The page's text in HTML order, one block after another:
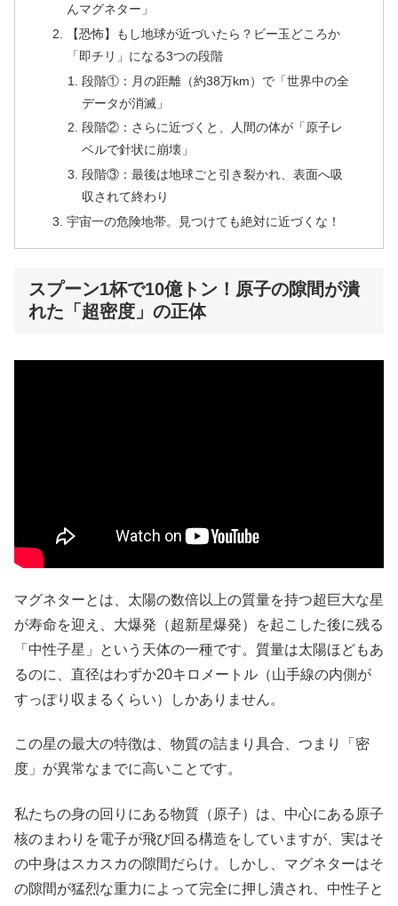
んマグネター」
【恐怖】もし地球が近づいたら？ビー玉どころか
「即チリ」になる3つの段階
段階①：月の距離（約38万km）で「世界中の全
データが消滅」
段階②：さらに近づくと、人間の体が「原子レ
ベルで針状に崩壊」
段階③：最後は地球ごと引き裂かれ、表面へ吸
収されて終わり
宇宙一の危険地帯。見つけても絶対に近づくな！
スプーン1杯で10億トン！原子の隙間が潰
れた「超密度」の正体
マグネターとは、太陽の数倍以上の質量を持つ超巨大な星
が寿命を迎え、大爆発（超新星爆発）を起こした後に残る
「中性子星」という天体の一種です。質量は太陽ほどもあ
るのに、直径はわずか20キロメートル（山手線の内側が
すっぽり収まるくらい）しかありません。
この星の最大の特徴は、物質の詰まり具合、つまり「密
度」が異常なまでに高いことです。
私たちの身の回りにある物質（原子）は、中心にある原子
核のまわりを電子が飛び回る構造をしていますが、実はそ
の中身はスカスカの隙間だらけ。しかし、マグネターはそ
の隙間が猛烈な重力によって完全に押し潰され、中性子と